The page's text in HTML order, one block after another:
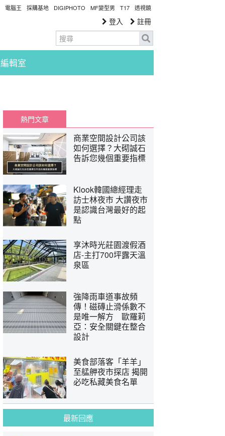
電腦王 採購基地 DIGIPHOTO MF變型男 T17 透視鏡
登入 註冊
編輯室
熱門文章
商業空間設計公司該
如何選擇？大砌誠石
告訴您幾個重要指標
Klook韓國總經理走
訪士林夜市 大讚夜市
是認識台灣最好的起
點
享沐時光莊園渡假酒
店-主打700坪露天溫
泉區
強降雨車道事故頻
傳！磁磚止滑係數不
是唯一解方 歐羅莉
亞：安全關鍵在整合
設計
美食部落客「羊羊」
至艋舺夜市探店 揭開
必吃私藏美食名單
最新回應